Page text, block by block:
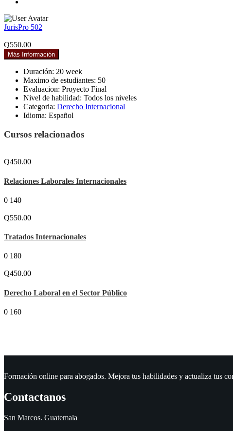
JurisPro 502
Q550.00
Más Información
Duración: 20 week
Maximo de estudiantes: 50
Evaluacion: Proyecto Final
Nivel de habilidad: Todos los niveles
Categoria: Derecho Internacional
Idioma: Español
Cursos relacionados
Q450.00
Relaciones Laborales Internacionales
0 140
Q550.00
Tratados Internacionales
0 180
Q450.00
Derecho Laboral en el Sector Público
0 160
Formación online para abogados. Mejora tus habilidades y actualiza tus
Contactanos
San Marcos. Guatemala